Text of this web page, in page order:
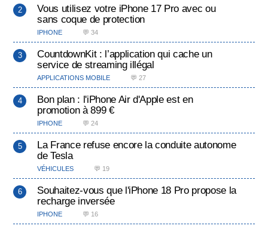
Vous utilisez votre iPhone 17 Pro avec ou
sans coque de protection
IPHONE 💬 34
CountdownKit : l’application qui cache un
service de streaming illégal
APPLICATIONS MOBILE 💬 27
Bon plan : l'iPhone Air d'Apple est en
promotion à 899 €
IPHONE 💬 24
La France refuse encore la conduite autonome
de Tesla
VÉHICULES 💬 19
Souhaitez-vous que l'iPhone 18 Pro propose la
recharge inversée
IPHONE 💬 16